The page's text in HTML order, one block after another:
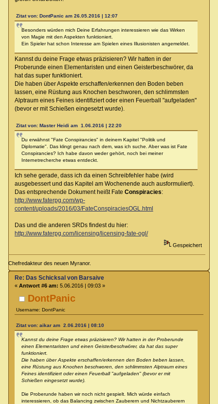
Zitat von: DontPanic am 26.05.2016 | 12:07
Besonders würden mich Deine Erfahrungen interessieren wie das Wirken
von Magie mit den Aspekten funktioniert.
Ein Spieler hat schon Interesse am Spielen eines Illusionisten angemeldet.
Kannst du deine Frage etwas präzisieren? Wir hatten in der
Proberunde einen Elementaristen und einen Geisterbeschwörer, da
hat das super funktioniert.
Die haben über Aspekte erschaffen/erkennen den Boden beben
lassen, eine Rüstung aus Knochen beschworen, den schlimmsten
Alptraum eines Feines identifiziert oder einen Feuerball "aufgeladen"
(bevor er mit Schießen eingesetzt wurde).
Zitat von: Master Heidi am 1.06.2016 | 22:20
Du erwähnst "Fate Conspirancies" in deinem Kapitel "Politik und
Diplomatie". Das klingt genau nach dem, was ich suche. Aber was ist Fate
Conspirancies? Ich habe davon weder gehört, noch bei meiner
Internetrecherche etwas entdeckt.
Ich sehe gerade, dass ich da einen Schreibfehler habe (wird
ausgebessert und das Kapitel am Wochenende auch ausformuliert).
Das entsprechende Dokument heißt Fate Conspiracies:
http://www.faterpg.com/wp-
content/uploads/2016/03/FateConspiraciesOGL.html
Das und die anderen SRDs findest du hier:
http://www.faterpg.com/licensing/licensing-fate-ogl/
Gespeichert
Chefredakteur des neuen Myranor.
DontPanic
Username: DontPanic
Re: Das Schicksal von Barsaive
« Antwort #6 am: 5.06.2016 | 09:03 »
Zitat von: aikar am 2.06.2016 | 08:10
Kannst du deine Frage etwas präzisieren? Wir hatten in der Proberunde
einen Elementaristen und einen Geisterbeschwörer, da hat das super
funktioniert.
Die haben über Aspekte erschaffen/erkennen den Boden beben lassen,
eine Rüstung aus Knochen beschworen, den schlimmsten Alptraum eines
Feines identifiziert oder einen Feuerball "aufgeladen" (bevor er mit
Schießen eingesetzt wurde).
Die Proberunde haben wir noch nicht gespielt. Mich würde einfach
interessieren, ob das Balancing zwischen Zauberern und Nichtzauberern